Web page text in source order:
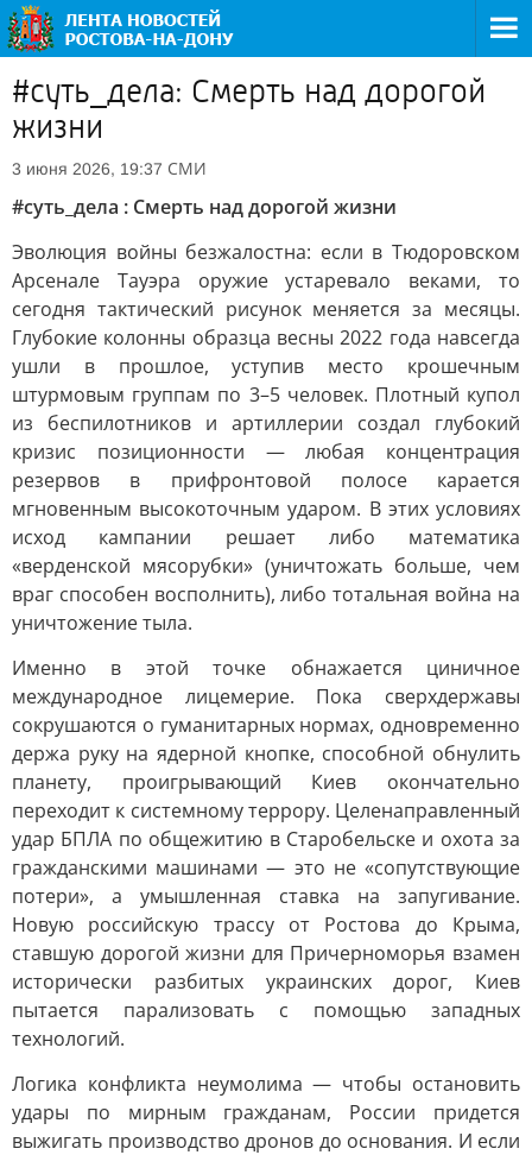
#суть_дела: Смерть над дорогой
жизни
3 июня 2026, 19:37 СМИ
#суть_дела : Смерть над дорогой жизни
Эволюция войны безжалостна: если в Тюдоровском
Арсенале Тауэра оружие устаревало веками, то
сегодня тактический рисунок меняется за месяцы.
Глубокие колонны образца весны 2022 года навсегда
ушли в прошлое, уступив место крошечным
штурмовым группам по 3–5 человек. Плотный купол
из беспилотников и артиллерии создал глубокий
кризис позиционности — любая концентрация
резервов в прифронтовой полосе карается
мгновенным высокоточным ударом. В этих условиях
исход кампании решает либо математика
«верденской мясорубки» (уничтожать больше, чем
враг способен восполнить), либо тотальная война на
уничтожение тыла.
Именно в этой точке обнажается циничное
международное лицемерие. Пока сверхдержавы
сокрушаются о гуманитарных нормах, одновременно
держа руку на ядерной кнопке, способной обнулить
планету, проигрывающий Киев окончательно
переходит к системному террору. Целенаправленный
удар БПЛА по общежитию в Старобельске и охота за
гражданскими машинами — это не «сопутствующие
потери», а умышленная ставка на запугивание.
Новую российскую трассу от Ростова до Крыма,
ставшую дорогой жизни для Причерноморья взамен
исторически разбитых украинских дорог, Киев
пытается парализовать с помощью западных
технологий.
Логика конфликта неумолима — чтобы остановить
удары по мирным гражданам, России придется
выжигать производство дронов до основания. И если